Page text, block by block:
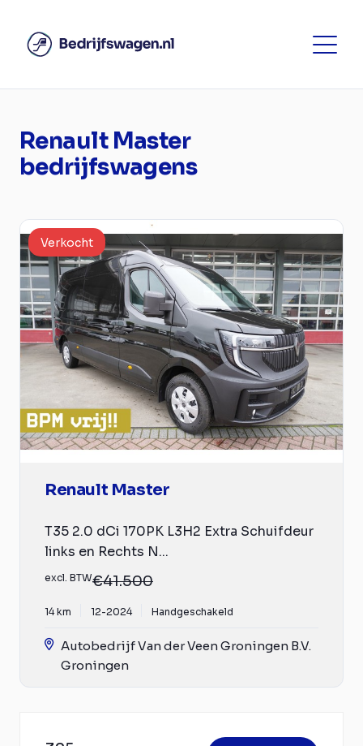
Renault Master
bedrijfswagens
Verkocht
Renault Master
T35 2.0 dCi 170PK L3H2 Extra Schuifdeur
links en Rechts N...
excl. BTW€41.500
14 km 12-2024 Handgeschakeld
Autobedrijf Van der Veen Groningen B.V.
Groningen